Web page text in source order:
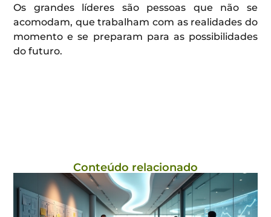
Os grandes líderes são pessoas que não se
acomodam, que trabalham com as realidades do
momento e se preparam para as possibilidades
do futuro.
Conteúdo relacionado